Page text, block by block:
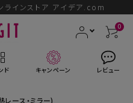
ラインストア アイデア.com
0
ド キャンペーン レビュー
ース・ミラー)